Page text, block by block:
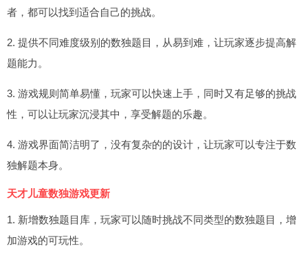
者，都可以找到适合自己的挑战。
2. 提供不同难度级别的数独题目，从易到难，让玩家逐步提高解
题能力。
3. 游戏规则简单易懂，玩家可以快速上手，同时又有足够的挑战
性，可以让玩家沉浸其中，享受解题的乐趣。
4. 游戏界面简洁明了，没有复杂的的设计，让玩家可以专注于数
独解题本身。
天才儿童数独游戏更新
1. 新增数独题目库，玩家可以随时挑战不同类型的数独题目，增
加游戏的可玩性。